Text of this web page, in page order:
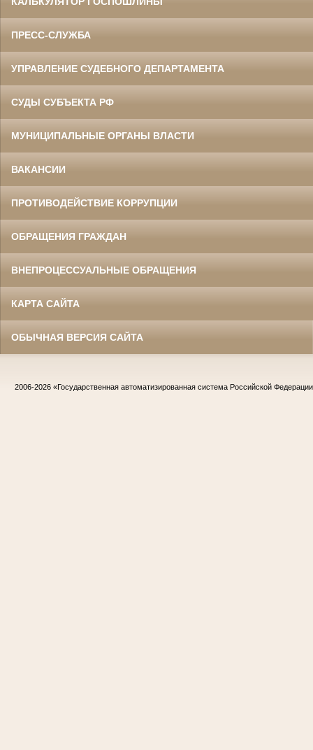
ПРЕСС-СЛУЖБА
УПРАВЛЕНИЕ СУДЕБНОГО ДЕПАРТАМЕНТА
СУДЫ СУБЪЕКТА РФ
МУНИЦИПАЛЬНЫЕ ОРГАНЫ ВЛАСТИ
ВАКАНСИИ
ПРОТИВОДЕЙСТВИЕ КОРРУПЦИИ
ОБРАЩЕНИЯ ГРАЖДАН
ВНЕПРОЦЕССУАЛЬНЫЕ ОБРАЩЕНИЯ
КАРТА САЙТА
ОБЫЧНАЯ ВЕРСИЯ САЙТА
2006-2026 «Государственная автоматизированная система Российской